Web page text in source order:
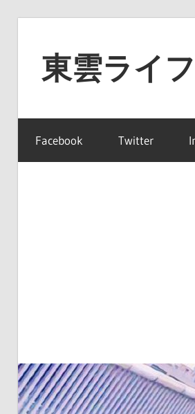
東雲ライ
雲
ラ
イ
き
ど
き
Facebook Twitter